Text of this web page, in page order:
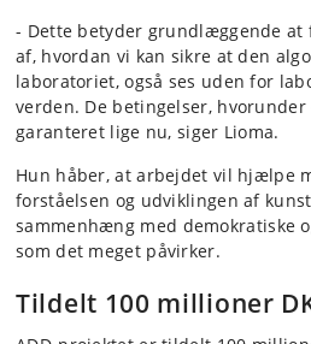
- Dette betyder grundlæggende at
af, hvordan vi kan sikre at den
laboratoriet, også ses uden for
verden. De betingelser, hvorunder
garanteret lige nu, siger Lioma.
Hun håber, at arbejdet vil hjælpe
forståelsen og udviklingen af
sammenhæng med demokratiske
som det meget påvirker.
Tildelt 100 millioner